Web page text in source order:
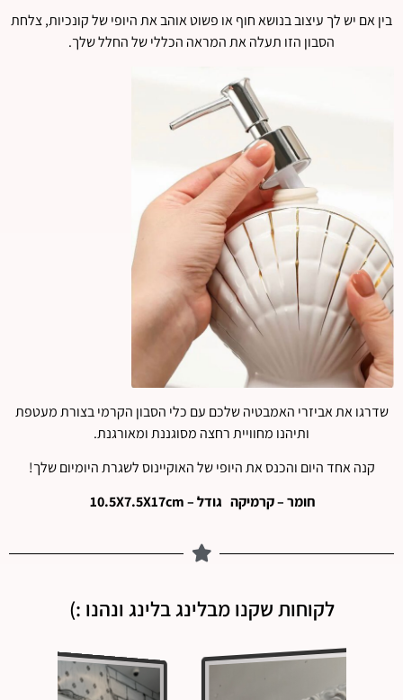
בין אם יש לך עיצוב בנושא חוף או פשוט אוהב את היופי של קונכיות, צלחת
הסבון הזו תעלה את המראה הכללי של החלל שלך.
שדרגו את אביזרי האמבטיה שלכם עם כלי הסבון הקרמי בצורת מעטפת
ותיהנו מחוויית רחצה מסוגננת ומאורגנת.
קנה אחד היום והכנס את היופי של האוקיינוס ​​לשגרת היומיום שלך!
חומר – קרמיקה גודל – 10.5X7.5X17cm
לקוחות שקנו מבלינג בלינג ונהנו :)